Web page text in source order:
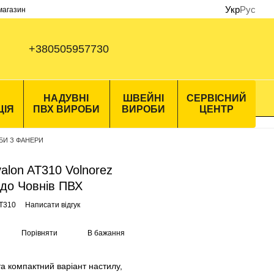
УкрРус
+380505957730
НАДУВНІ
ПВХ ВИРОБИ
ШВЕЙНІ
ВИРОБИ
СЕРВІСНИЙ
ЦЕНТР
З ФАНЕРИ
AT310 Volnorez
Човнів ПВХ
Написати відгук
Порівняти В бажання
варіант настилу,